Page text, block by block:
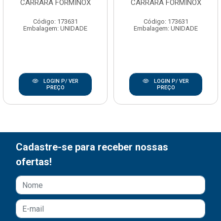
CARRARA FORMINOX
Código: 173631
Embalagem: UNIDADE
LOGIN P/ VER
PREÇO
CARRARA FORMINOX
Código: 173631
Embalagem: UNIDADE
LOGIN P/ VER
PREÇO
Cadastre-se para receber nossas
ofertas!